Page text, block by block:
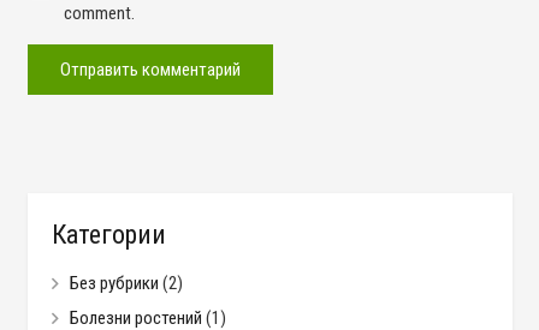
comment.
Отправить комментарий
Категории
Без рубрики (2)
Болезни ростений (1)